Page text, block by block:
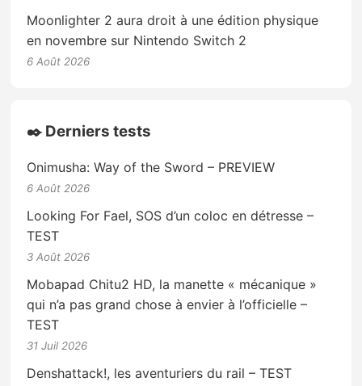
Moonlighter 2 aura droit à une édition physique
en novembre sur Nintendo Switch 2
6 Août 2026
✒️ Derniers tests
Onimusha: Way of the Sword – PREVIEW
6 Août 2026
Looking For Fael, SOS d’un coloc en détresse –
TEST
3 Août 2026
Mobapad Chitu2 HD, la manette « mécanique »
qui n’a pas grand chose à envier à l’officielle –
TEST
31 Juil 2026
Denshattack!, les aventuriers du rail – TEST